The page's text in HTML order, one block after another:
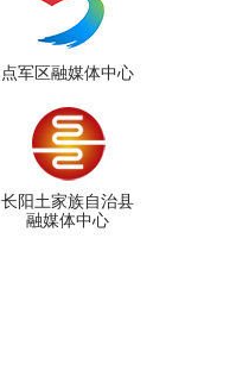
点军区融媒体中心
长阳土家族自治县
融媒体中心